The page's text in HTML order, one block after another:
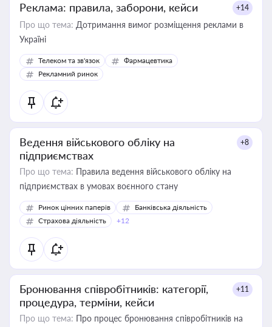
Реклама: правила, заборони, кейси +14
Про що тема: Дотримання вимог розміщення реклами в
Україні
Телеком та зв'язок
Фармацевтика
Рекламний ринок
Ведення військового обліку на
підприємствах
+8
Про що тема: Правила ведення військового обліку на
підприємствах в умовах воєнного стану
Ринок цінних паперів
Банківська діяльність
Страхова діяльність
+12
Бронювання співробітників: категорії,
процедура, терміни, кейси
+11
Про що тема: Про процес бронювання співробітників на